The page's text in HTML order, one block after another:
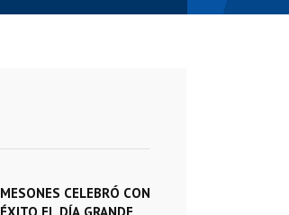
MESONES CELEBRÓ CON